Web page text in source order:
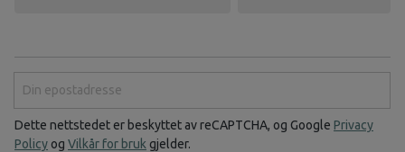
Dette nettstedet er beskyttet av reCAPTCHA, og Google Privacy
Policy og Vilkår for bruk gjelder.